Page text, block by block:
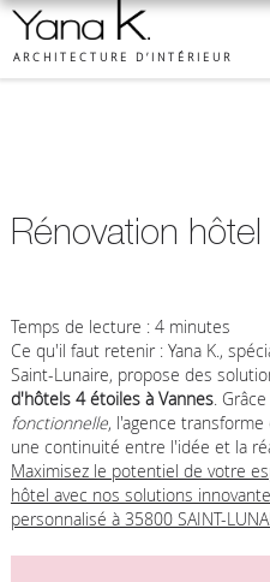
ARCHITECTURE D’INTÉRIEUR
Rénovation
Temps de lecture : 4 minutes
Ce qu'il faut retenir : Yana K.,
Saint-Lunaire, propose des
d'hôtels 4 étoiles à Vannes.
fonctionnelle, l'agence
une continuité entre l'idée et la
Maximisez le potentiel de votre
hôtel avec nos solutions
personnalisé à 35800 SAINT-